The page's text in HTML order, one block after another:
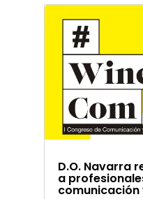
D.O. Navarra
a
comunicación